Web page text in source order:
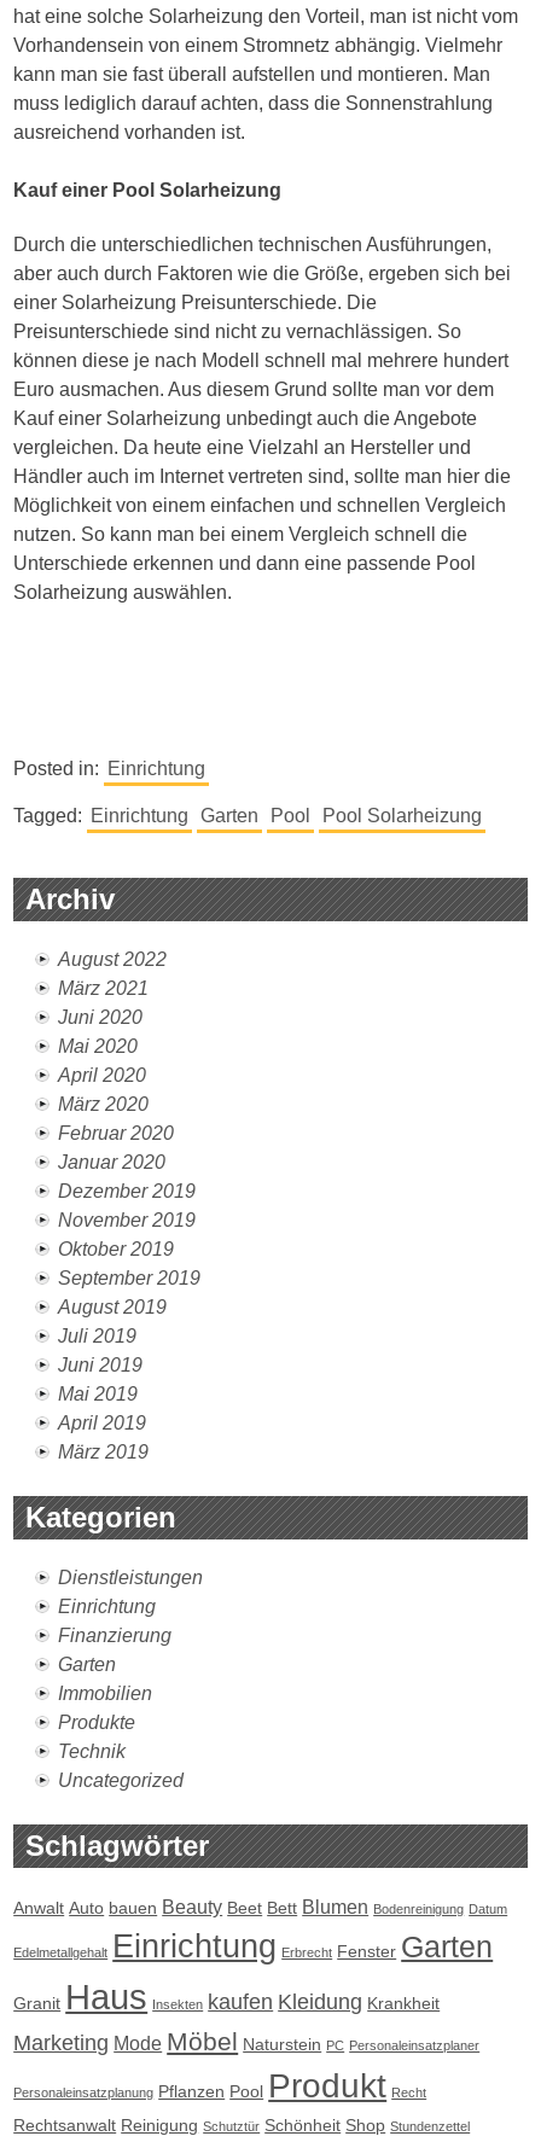
hat eine solche Solarheizung den Vorteil, man ist nicht vom
Vorhandensein von einem Stromnetz abhängig. Vielmehr
kann man sie fast überall aufstellen und montieren. Man
muss lediglich darauf achten, dass die Sonnenstrahlung
ausreichend vorhanden ist.
Kauf einer Pool Solarheizung
Durch die unterschiedlichen technischen Ausführungen,
aber auch durch Faktoren wie die Größe, ergeben sich bei
einer Solarheizung Preisunterschiede. Die
Preisunterschiede sind nicht zu vernachlässigen. So
können diese je nach Modell schnell mal mehrere hundert
Euro ausmachen. Aus diesem Grund sollte man vor dem
Kauf einer Solarheizung unbedingt auch die Angebote
vergleichen. Da heute eine Vielzahl an Hersteller und
Händler auch im Internet vertreten sind, sollte man hier die
Möglichkeit von einem einfachen und schnellen Vergleich
nutzen. So kann man bei einem Vergleich schnell die
Unterschiede erkennen und dann eine passende Pool
Solarheizung auswählen.
Posted in: Einrichtung
Tagged: Einrichtung Garten Pool Pool Solarheizung
Archiv
August 2022
März 2021
Juni 2020
Mai 2020
April 2020
März 2020
Februar 2020
Januar 2020
Dezember 2019
November 2019
Oktober 2019
September 2019
August 2019
Juli 2019
Juni 2019
Mai 2019
April 2019
März 2019
Kategorien
Dienstleistungen
Einrichtung
Finanzierung
Garten
Immobilien
Produkte
Technik
Uncategorized
Schlagwörter
Anwalt Auto bauen Beauty Beet Bett Blumen Bodenreinigung Datum
Edelmetallgehalt Einrichtung Erbrecht Fenster Garten
Granit Haus Insekten kaufen Kleidung Krankheit
Marketing Mode Möbel Naturstein PC Personaleinsatzplaner
Personaleinsatzplanung Pflanzen Pool Produkt Recht
Rechtsanwalt Reinigung Schutztür Schönheit Shop Stundenzettel